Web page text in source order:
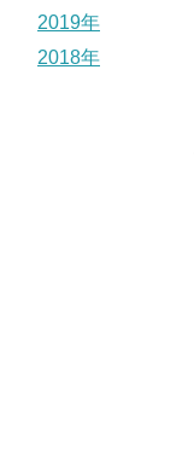
2019年
2018年